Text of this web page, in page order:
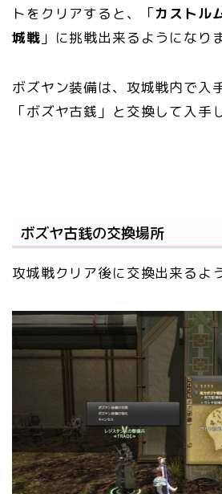
トをクリアすると、「カストル
城戦 」に挑戦出来るようになり
ボズヤン装備は、攻城戦内で入
「ボズヤ古銭」と交換して入手
ボズヤ古銭の交換場所
攻城戦クリア後に交換出来るよ